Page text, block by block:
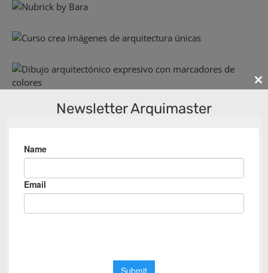
Newsletter Arquimaster